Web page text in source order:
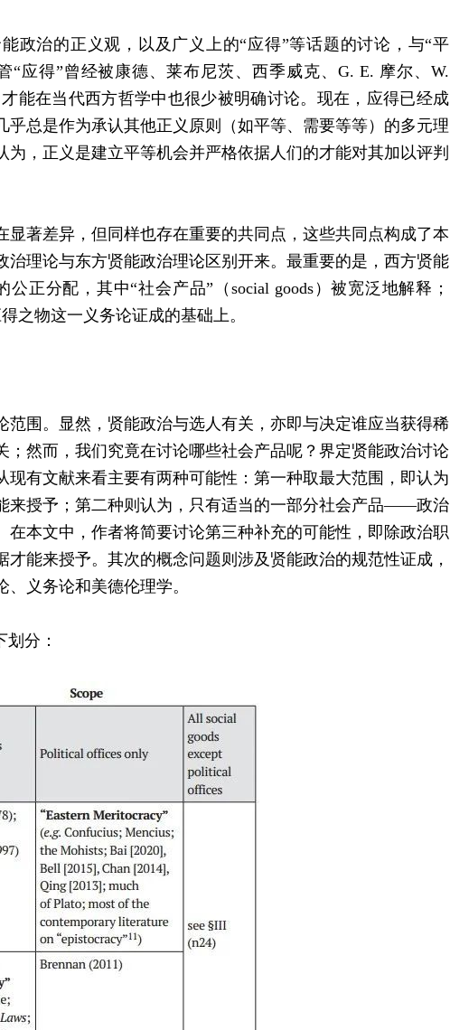
政治的正义观，以及广义上的“应得”等话题的讨论，与“平
“应得”曾经被康德、莱布尼茨、西季威克、G. E. 摩尔、W.
能在当代西方哲学中也很少被明确讨论。现在，应得已经成
乎总是作为承认其他正义原则（如平等、需要等等）的多元理
为，正义是建立平等机会并严格依据人们的才能对其加以评判
显著差异，但同样也存在重要的共同点，这些共同点构成了本
治理论与东方贤能政治理论区别开来。最重要的是，西方贤能
正分配，其中“社会产品”（social goods）被宽泛地解释；
之物这一义务论证成的基础上。
范围。显然，贤能政治与选人有关，亦即与决定谁应当获得稀
；然而，我们究竟在讨论哪些社会产品呢？界定贤能政治讨论
现有文献来看主要有两种可能性：第一种取最大范围，即认为
来授予；第二种则认为，只有适当的一部分社会产品——政治
本文中，作者将简要讨论第三种补充的可能性，即除政治职
能来授予。其次的概念问题则涉及贤能政治的规范性证成，
义务论和美德伦理学。
分：